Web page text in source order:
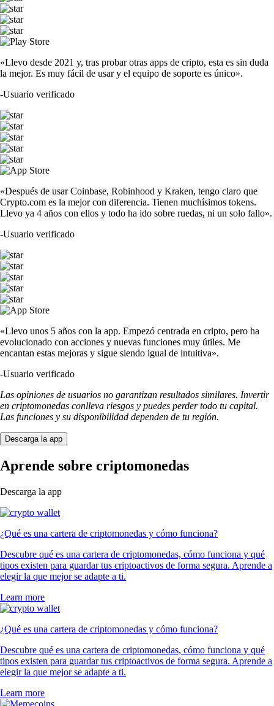
«Llevo desde 2021 y, tras probar otras apps de cripto, esta es sin duda
la mejor. Es muy fácil de usar y el equipo de soporte es único».
-Usuario verificado
«Después de usar Coinbase, Robinhood y Kraken, tengo claro que
Crypto.com es la mejor con diferencia. Tienen muchísimos tokens.
Llevo ya 4 años con ellos y todo ha ido sobre ruedas, ni un solo fallo».
-Usuario verificado
«Llevo unos 5 años con la app. Empezó centrada en cripto, pero ha
evolucionado con acciones y nuevas funciones muy útiles. Me
encantan estas mejoras y sigue siendo igual de intuitiva».
-Usuario verificado
Las opiniones de usuarios no garantizan resultados similares. Invertir
en criptomonedas conlleva riesgos y puedes perder todo tu capital.
Las funciones y su disponibilidad dependen de tu región.
Descarga la app
Aprende sobre criptomonedas
Descarga la app
¿Qué es una cartera de criptomonedas y cómo funciona?
Descubre qué es una cartera de criptomonedas, cómo funciona y qué
tipos existen para guardar tus criptoactivos de forma segura. Aprende a
elegir la que mejor se adapte a ti.
Learn more
¿Qué es una cartera de criptomonedas y cómo funciona?
Descubre qué es una cartera de criptomonedas, cómo funciona y qué
tipos existen para guardar tus criptoactivos de forma segura. Aprende a
elegir la que mejor se adapte a ti.
Learn more